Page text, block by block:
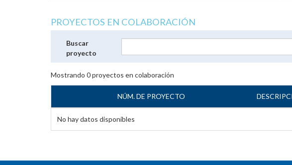
PROYECTOS EN COLABORACIÓN
Buscar
proyecto
Mostrando 0proyectos en colaboración
NÚM. DE PROYECTO
No hay datos disponibles